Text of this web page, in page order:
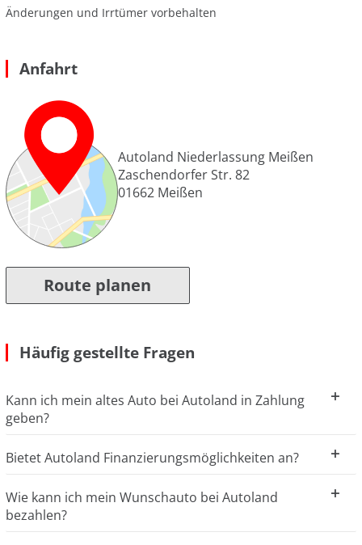
Änderungen und Irrtümer vorbehalten
Anfahrt
Autoland Niederlassung Meißen
Zaschendorfer Str. 82
01662 Meißen
Route planen
Häufig gestellte Fragen
Kann ich mein altes Auto bei Autoland in Zahlung
geben?
Bietet Autoland Finanzierungsmöglichkeiten an?
Wie kann ich mein Wunschauto bei Autoland
bezahlen?